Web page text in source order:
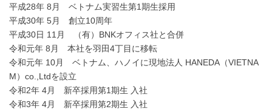
平成28年 8月 ベトナム実習生第1期生採用
平成30年 5月 創立10周年
平成30日 11月 （有）BNKオフィス社と合併
令和元年 8月 本社を羽田4丁目に移転
令和元年 10月 ベトナム、ハノイに現地法人 HANEDA（VIETNA
M）co.,Ltdを設立
令和2年 4月 新卒採用第1期生 入社
令和3年 4月 新卒採用第2期生 入社